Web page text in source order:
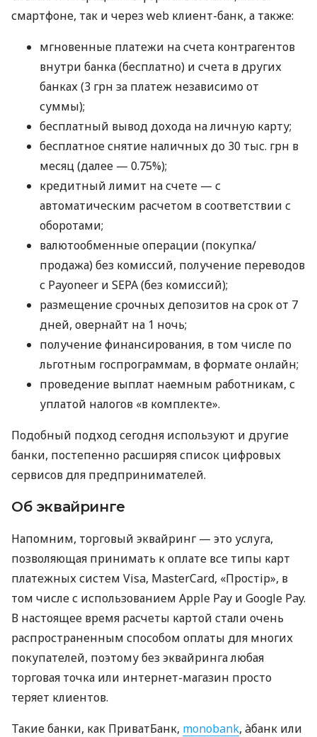
смартфоне, так и через web клиент-банк, а также:
мгновенные платежи на счета контрагентов
внутри банка (бесплатно) и счета в других
банках (3 грн за платеж независимо от
суммы);
бесплатный вывод дохода на личную карту;
бесплатное снятие наличных до 30 тыс. грн в
месяц (далее — 0.75%);
кредитный лимит на счете — с
автоматическим расчетом в соответствии с
оборотами;
валютообменные операции (покупка/
продажа) без комиссий, получение переводов
с Payoneer и SEPA (без комиссий);
размещение срочных депозитов на срок от 7
дней, овернайт на 1 ночь;
получение финансирования, в том числе по
льготным госпрограммам, в формате онлайн;
проведение выплат наемным работникам, с
уплатой налогов «в комплекте».
Подобный подход сегодня используют и другие
банки, постепенно расширяя список цифровых
сервисов для предпринимателей.
Об эквайринге
Напомним, торговый эквайринг — это услуга,
позволяющая принимать к оплате все типы карт
платежных систем Visa, MasterCard, «Простір», в
том числе с использованием Apple Pay и Google Pay.
В настоящее время расчеты картой стали очень
распространенным способом оплаты для многих
покупателей, поэтому без эквайринга любая
торговая точка или интернет-магазин просто
теряет клиентов.
Такие банки, как ПриватБанк, monobank, àбанк или